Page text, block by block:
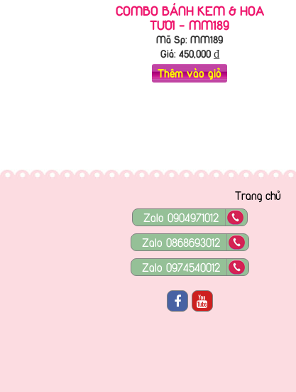
COMBO BÁNH KEM & HOA
TƯƠI - MM189
Mã Sp: MM189
Giá: 450,000₫
Thêm vào giỏ
Trang chủ
Zalo 0904971012
Zalo 0868693012
Zalo 0974540012